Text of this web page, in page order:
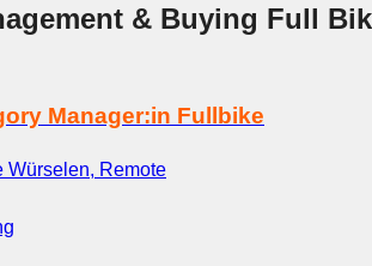
& Buying Full
Manager:in Fullbike
Würselen, Remote